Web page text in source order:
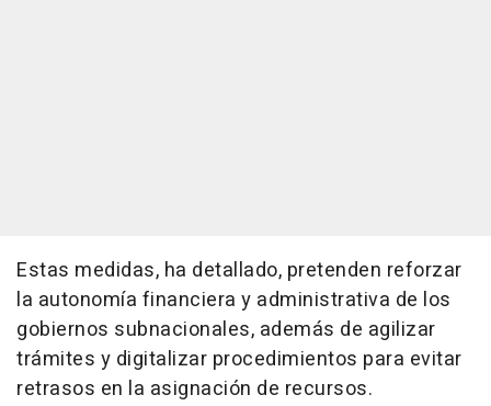
Estas medidas, ha detallado, pretenden reforzar
la autonomía financiera y administrativa de los
gobiernos subnacionales, además de agilizar
trámites y digitalizar procedimientos para evitar
retrasos en la asignación de recursos.